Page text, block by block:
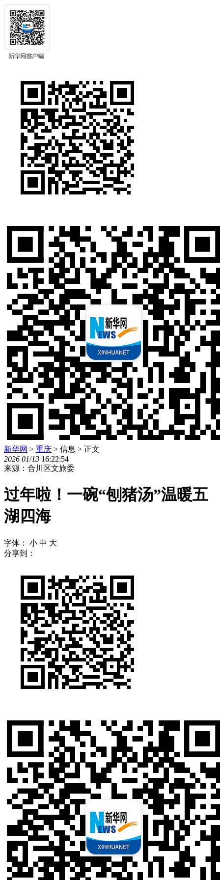
新华网 > 重庆 > 信息 > 正文
2026 01/13 16:22:54
来源：合川区文旅委
过年啦！一碗“刨猪汤”温暖五
湖四海
字体： 小 中 大
分享到：